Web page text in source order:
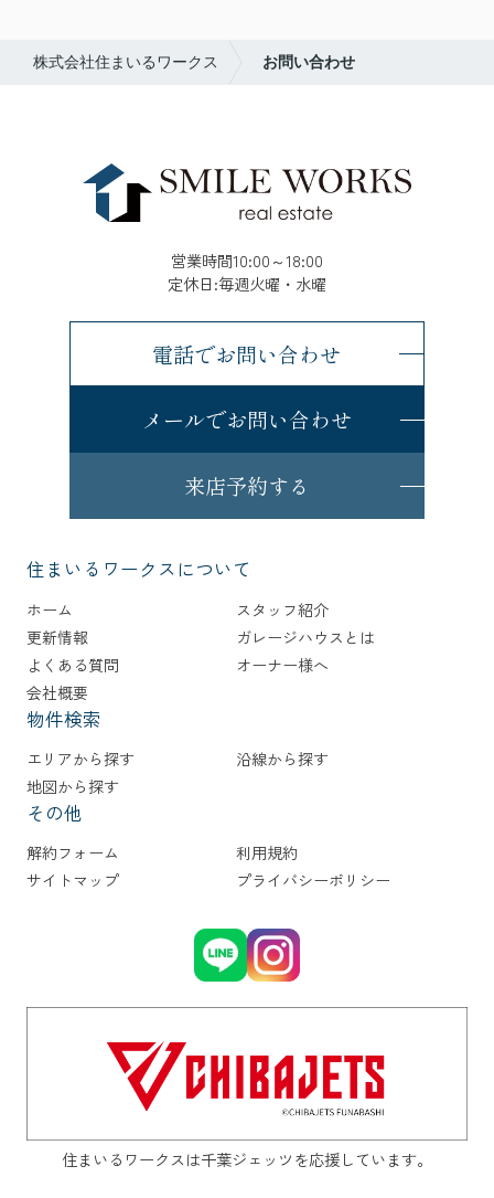
株式会社住まいるワークス お問い合わせ
営業時間10:00～18:00
定休日:毎週火曜・水曜
電話でお問い合わせ
メールでお問い合わせ
来店予約する
住まいるワークスについて
ホーム
スタッフ紹介
更新情報
ガレージハウスとは
よくある質問
オーナー様へ
会社概要
物件検索
エリアから探す
沿線から探す
地図から探す
その他
解約フォーム
利用規約
サイトマップ
プライバシーポリシー
住まいるワークスは千葉ジェッツを応援しています。